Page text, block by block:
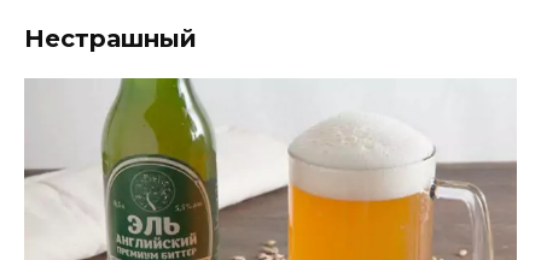
Нестрашный